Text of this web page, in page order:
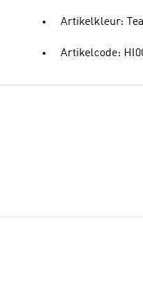
Artikelkleur:
Artikelcode: